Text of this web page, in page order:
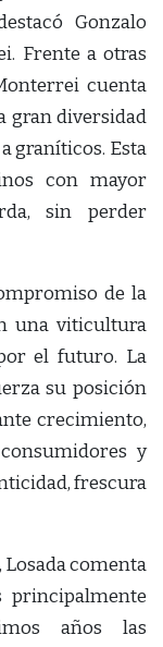
Gonzalo
Frente a otras
cuenta
gran diversidad
graníticos. Esta
con mayor
sin perder
de la
una viticultura
el futuro. La
su posición
crecimiento,
y
frescura
Losada comenta
principalmente
años las